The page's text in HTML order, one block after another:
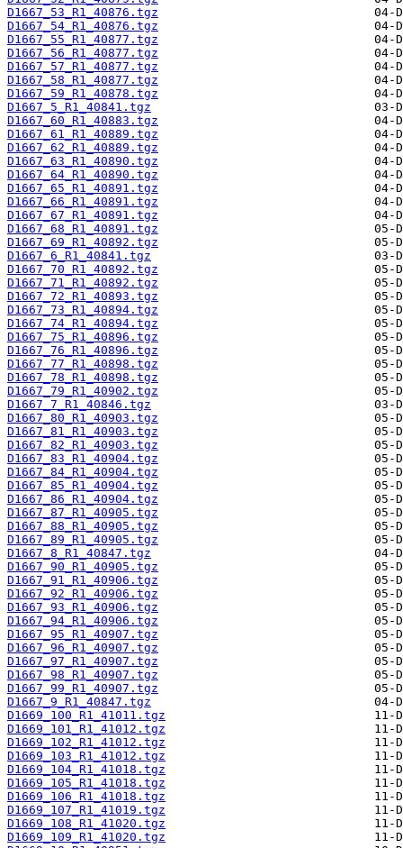
D1667_53_R1_40876.tgz
D1667_54_R1_40876.tgz
D1667_55_R1_40877.tgz
D1667_56_R1_40877.tgz
D1667_57_R1_40877.tgz
D1667_58_R1_40877.tgz
D1667_59_R1_40878.tgz
D1667_5_R1_40841.tgz
D1667_60_R1_40883.tgz
D1667_61_R1_40889.tgz
D1667_62_R1_40889.tgz
D1667_63_R1_40890.tgz
D1667_64_R1_40890.tgz
D1667_65_R1_40891.tgz
D1667_66_R1_40891.tgz
D1667_67_R1_40891.tgz
D1667_68_R1_40891.tgz
D1667_69_R1_40892.tgz
D1667_6_R1_40841.tgz
D1667_70_R1_40892.tgz
D1667_71_R1_40892.tgz
D1667_72_R1_40893.tgz
D1667_73_R1_40894.tgz
D1667_74_R1_40894.tgz
D1667_75_R1_40896.tgz
D1667_76_R1_40896.tgz
D1667_77_R1_40898.tgz
D1667_78_R1_40898.tgz
D1667_79_R1_40902.tgz
D1667_7_R1_40846.tgz
D1667_80_R1_40903.tgz
D1667_81_R1_40903.tgz
D1667_82_R1_40903.tgz
D1667_83_R1_40904.tgz
D1667_84_R1_40904.tgz
D1667_85_R1_40904.tgz
D1667_86_R1_40904.tgz
D1667_87_R1_40905.tgz
D1667_88_R1_40905.tgz
D1667_89_R1_40905.tgz
D1667_8_R1_40847.tgz
D1667_90_R1_40905.tgz
D1667_91_R1_40906.tgz
D1667_92_R1_40906.tgz
D1667_93_R1_40906.tgz
D1667_94_R1_40906.tgz
D1667_95_R1_40907.tgz
D1667_96_R1_40907.tgz
D1667_97_R1_40907.tgz
D1667_98_R1_40907.tgz
D1667_99_R1_40907.tgz
D1667_9_R1_40847.tgz
D1669_100_R1_41011.tgz
D1669_101_R1_41012.tgz
D1669_102_R1_41012.tgz
D1669_103_R1_41012.tgz
D1669_104_R1_41018.tgz
D1669_105_R1_41018.tgz
D1669_106_R1_41018.tgz
D1669_107_R1_41019.tgz
D1669_108_R1_41020.tgz
D1669_109_R1_41020.tgz